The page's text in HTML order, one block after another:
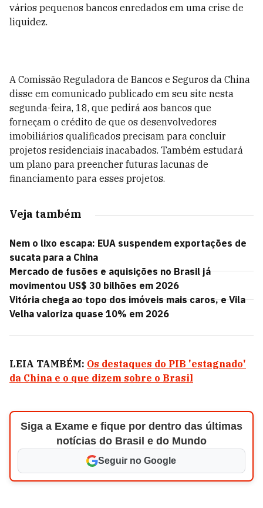
vários pequenos bancos enredados em uma crise de
liquidez.
A Comissão Reguladora de Bancos e Seguros da China
disse em comunicado publicado em seu site nesta
segunda-feira, 18, que pedirá aos bancos que
forneçam o crédito de que os desenvolvedores
imobiliários qualificados precisam para concluir
projetos residenciais inacabados. Também estudará
um plano para preencher futuras lacunas de
financiamento para esses projetos.
Veja também
Nem o lixo escapa: EUA suspendem exportações de
sucata para a China
Mercado de fusões e aquisições no Brasil já
movimentou US$ 30 bilhões em 2026
Vitória chega ao topo dos imóveis mais caros, e Vila
Velha valoriza quase 10% em 2026
LEIA TAMBÉM: Os destaques do PIB 'estagnado'
da China e o que dizem sobre o Brasil
Siga a Exame e fique por dentro das últimas
notícias do Brasil e do Mundo
Seguir no Google